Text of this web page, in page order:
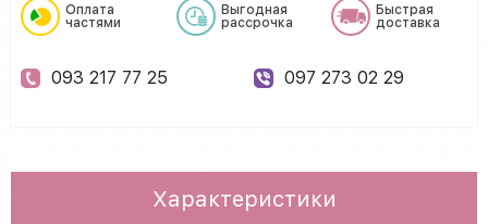
Оплата
частями
Выгодная
рассрочка
Быстрая
доставка
093 217 77 25 097 273 02 29
Характеристики